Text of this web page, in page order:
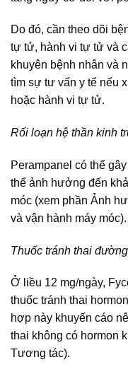
Do đó, cần theo dõi
tự tử, hành vi tự tử và
khuyên bệnh nhân và
tìm sự tư vấn y tế nếu
hoặc hành vi tự tử.
Rối loạn hệ thần kinh
Perampanel có thể
thể ảnh hưởng đến
móc (xem phần Ảnh
và vận hành máy móc).
Thuốc tránh thai
Ở liều 12 mg/ngày,
thuốc tránh thai
hợp này khuyến cáo
thai không có hormon
Tương tác).